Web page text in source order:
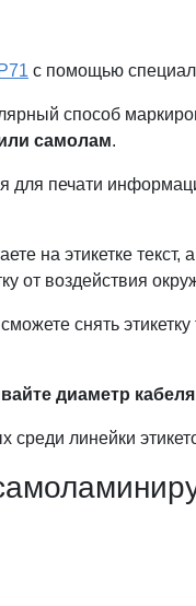
с помощью
способ
самолам.
для печати
на этикетке текст,
от воздействия
снять
диаметр кабеля
среди линейки